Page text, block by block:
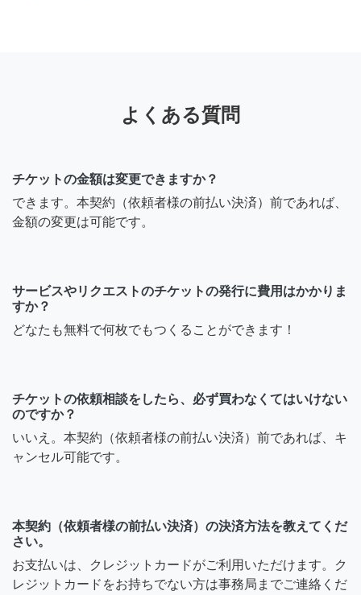
よくある質問
チケットの金額は変更できますか？
できます。本契約（依頼者様の前払い決済）前であれば、
金額の変更は可能です。
サービスやリクエストのチケットの発行に費用はかかりま
すか？
どなたも無料で何枚でもつくることができます！
チケットの依頼相談をしたら、必ず買わなくてはいけない
のですか？
いいえ。本契約（依頼者様の前払い決済）前であれば、キ
ャンセル可能です。
本契約（依頼者様の前払い決済）の決済方法を教えてくだ
さい。
お支払いは、クレジットカードがご利用いただけます。ク
レジットカードをお持ちでない方は事務局までご連絡くだ